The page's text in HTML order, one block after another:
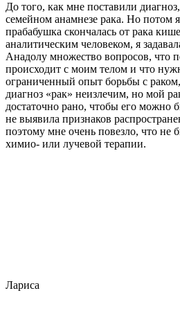
До того, как мне поставили
семейном анамнезе рака. Но потом
прабабушка скончалась от рака
аналитическим человеком, я
Анадолу множество вопросов, что
происходит с моим телом и что
ограниченный опыт борьбы с раком,
диагноз «рак» неизлечим, но мой
достаточно рано, чтобы его можно
не выявила признаков
поэтому мне очень повезло, что не
химио- или лучевой терапии.
Лариса